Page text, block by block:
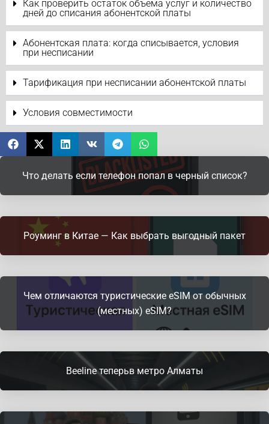
Как проверить остаток объема услуг и количество
дней до списания абонентской платы
Абонентская плата: когда списывается, условия
при несписании
Тарификация при несписании абонентской платы
Условия совместимости
Что делать если телефон попал в черный список?
Роуминг в Китае — Как выбрать выгодный пакет
Чем отличаются туристические eSIM от обычных
(местных) eSIM?
Beeline теперьв метро Алматы